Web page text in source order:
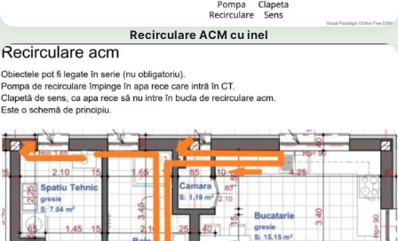
Recirculare ACM cu inel